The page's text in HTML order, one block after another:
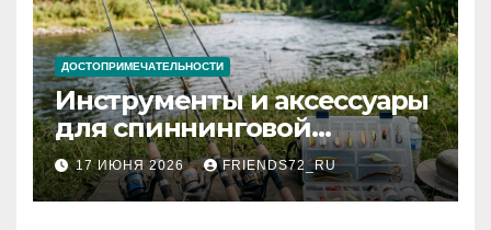
ДОСТОПРИМЕЧАТЕЛЬНОСТИ
Инструменты и аксессуары
для спиннинговой
рыбалки: назначение и
типы
17 ИЮНЯ 2026 FRIENDS72_RU